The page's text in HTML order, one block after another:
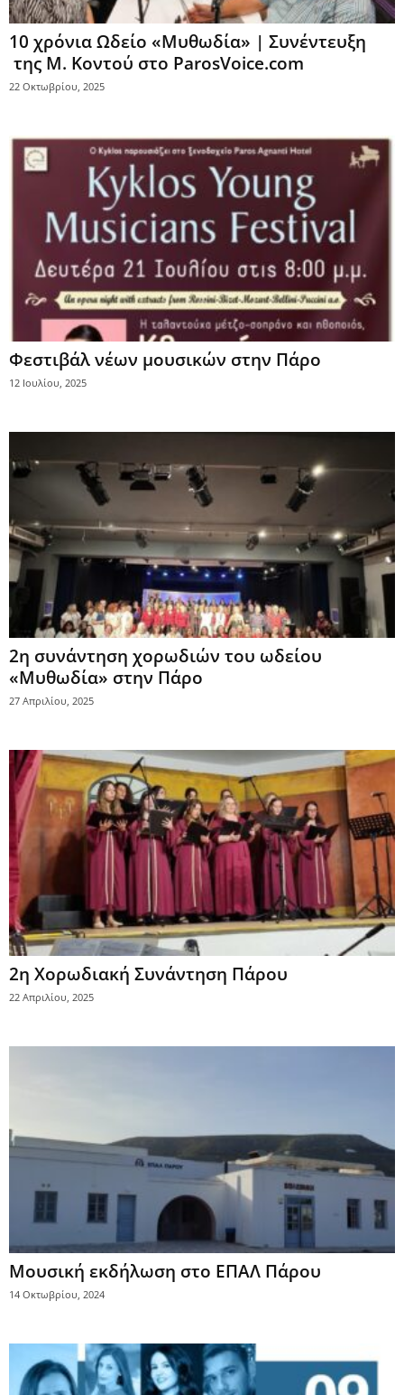
10 χρόνια Ωδείο «Μυθωδία» | Συνέντευξη
της Μ. Κοντού στο ParosVoice.com
22 Οκτωβρίου, 2025
Φεστιβάλ νέων μουσικών στην Πάρο
12 Ιουλίου, 2025
2η συνάντηση χορωδιών του ωδείου
«Μυθωδία» στην Πάρο
27 Απριλίου, 2025
2η Χορωδιακή Συνάντηση Πάρου
22 Απριλίου, 2025
Μουσική εκδήλωση στο ΕΠΑΛ Πάρου
14 Οκτωβρίου, 2024